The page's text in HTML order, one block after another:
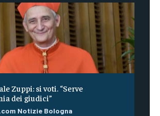
Zuppi: si voti. “Serve
dei giudici”
Notizie Bologna